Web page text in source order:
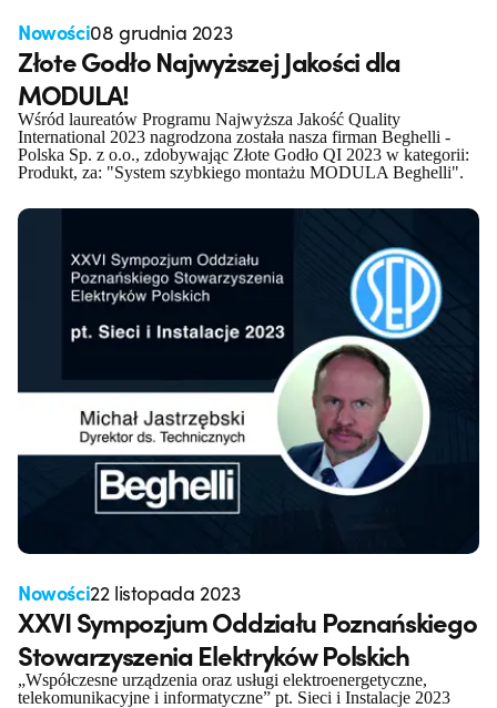
Nowości08 grudnia 2023
Złote Godło Najwyższej Jakości dla
MODULA!
Wśród laureatów Programu Najwyższa Jakość Quality
International 2023 nagrodzona została nasza firman Beghelli -
Polska Sp. z o.o., zdobywając Złote Godło QI 2023 w kategorii:
Produkt, za: "System szybkiego montażu MODULA Beghelli".
Nowości22 listopada 2023
XXVI Sympozjum Oddziału Poznańskiego
Stowarzyszenia Elektryków Polskich
„Współczesne urządzenia oraz usługi elektroenergetyczne,
telekomunikacyjne i informatyczne” pt. Sieci i Instalacje 2023